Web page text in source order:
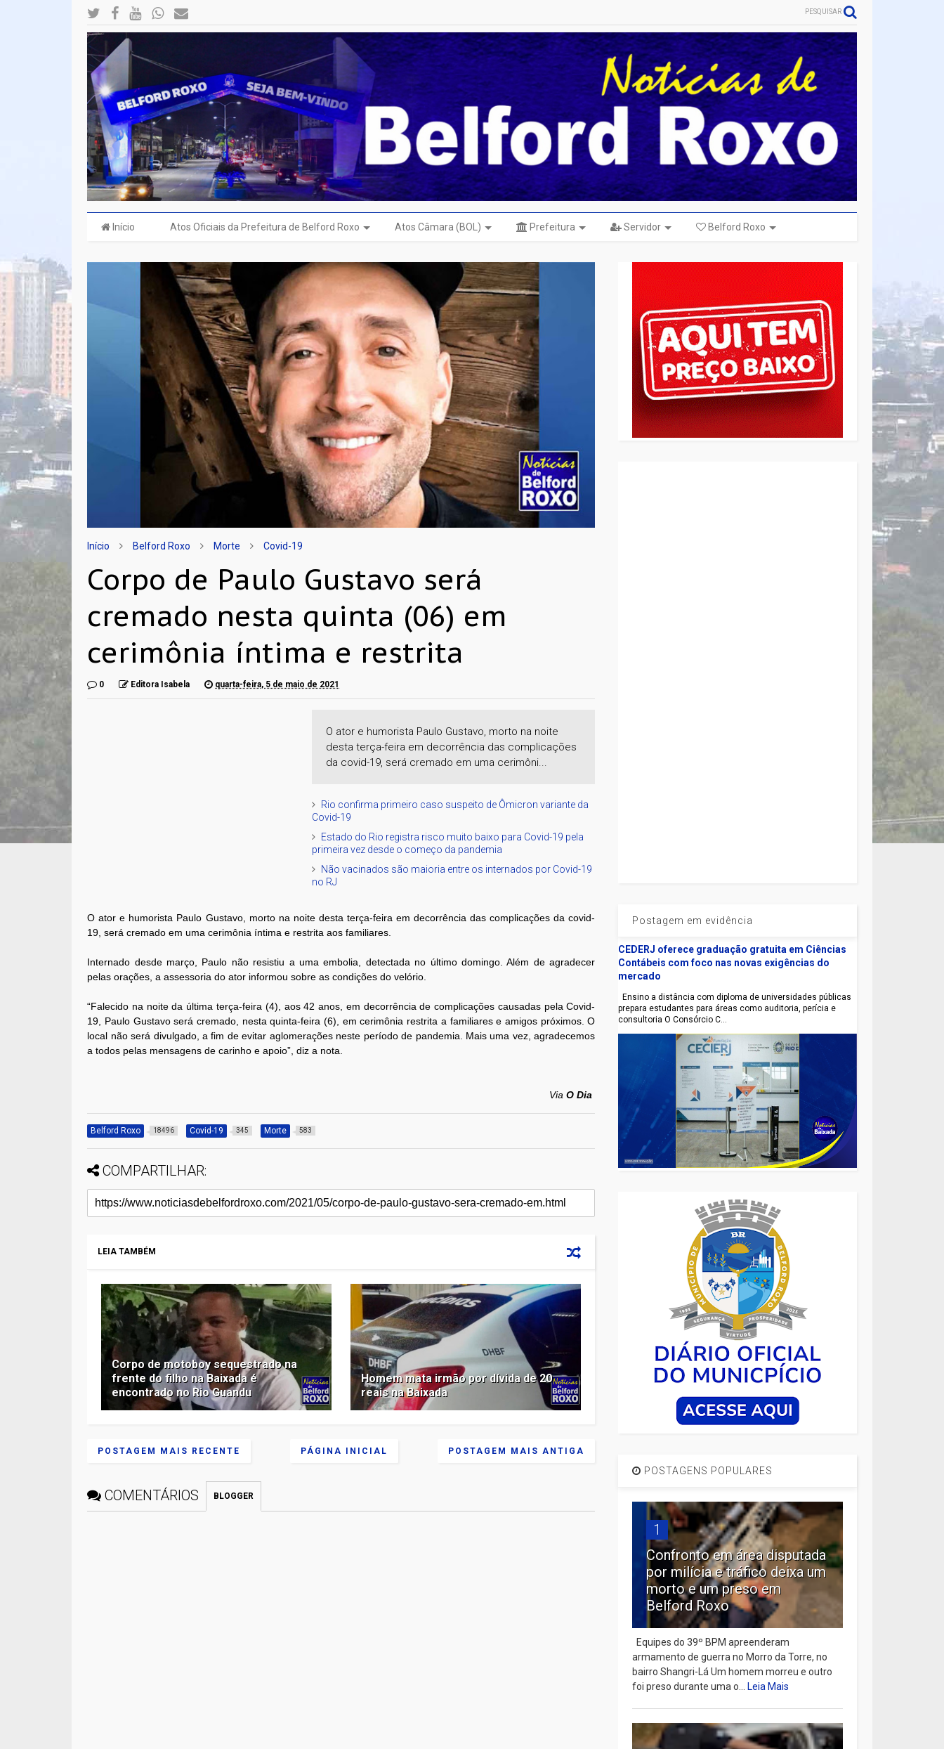
PESQUISAR
Início Atos Oficiais da Prefeitura de Belford Roxo Atos Câmara (BOL) Prefeitura Servidor Belford Roxo
Início Belford Roxo Morte Covid-19
Corpo de Paulo Gustavo será
cremado nesta quinta (06) em
cerimônia íntima e restrita
0 Editora Isabela quarta-feira, 5 de maio de 2021
O ator e humorista Paulo Gustavo, morto na noite
desta terça-feira em decorrência das complicações
da covid-19, será cremado em uma cerimôni...
Rio confirma primeiro caso suspeito de Ômicron variante da
Covid-19
Estado do Rio registra risco muito baixo para Covid-19 pela
primeira vez desde o começo da pandemia
Não vacinados são maioria entre os internados por Covid-19
no RJ
O ator e humorista Paulo Gustavo, morto na noite desta terça-feira em decorrência das complicações da covid-
19, será cremado em uma cerimônia íntima e restrita aos familiares.
Internado desde março, Paulo não resistiu a uma embolia, detectada no último domingo. Além de agradecer
pelas orações, a assessoria do ator informou sobre as condições do velório.
“Falecido na noite da última terça-feira (4), aos 42 anos, em decorrência de complicações causadas pela Covid-
19, Paulo Gustavo será cremado, nesta quinta-feira (6), em cerimônia restrita a familiares e amigos próximos. O
local não será divulgado, a fim de evitar aglomerações neste período de pandemia. Mais uma vez, agradecemos
a todos pelas mensagens de carinho e apoio”, diz a nota.
ViaO Dia
Belford Roxo 18496 Covid-19 345 Morte 583
COMPARTILHAR:
LEIA TAMBÉM
Corpo de motoboy sequestrado na
frente do filho na Baixada é
encontrado no Rio Guandu
Homem mata irmão por dívida de 20
reais na Baixada
POSTAGEM MAIS RECENTE POSTAGEM MAIS ANTIGA
PÁGINA INICIAL
COMENTÁRIOS BLOGGER
Postagem em evidência
CEDERJ oferece graduação gratuita em Ciências
Contábeis com foco nas novas exigências do
mercado
Ensino a distância com diploma de universidades públicas
prepara estudantes para áreas como auditoria, perícia e
consultoria O Consórcio C...
POSTAGENS POPULARES
1
Confronto em área disputada
por milícia e tráfico deixa um
morto e um preso em
Belford Roxo
Equipes do 39º BPM apreenderam
armamento de guerra no Morro da Torre, no
bairro Shangri-Lá Um homem morreu e outro
foi preso durante uma o...Leia Mais